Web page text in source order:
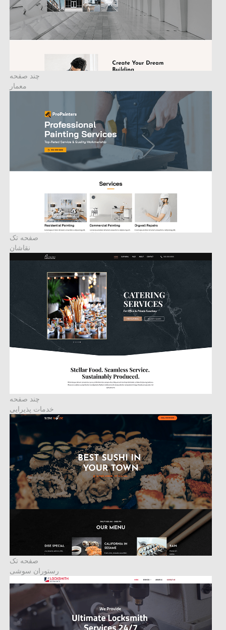
چند صفحه
معمار
صفحه تک
نقاشان
چند صفحه
خدمات پذیرایی
صفحه تک
رستوران سوشی